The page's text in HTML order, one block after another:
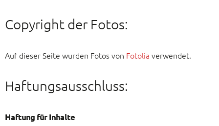
Copyright der Fotos:
Auf dieser Seite wurden Fotos von Fotolia verwendet.
Haftungsausschluss:
Haftung für Inhalte